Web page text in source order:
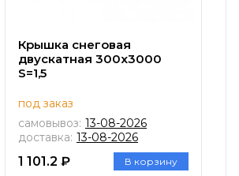
Крышка снеговая
двускатная 300х3000
S=1,5
под заказ
самовывоз: 13-08-2026
доставка: 13-08-2026
1 101.2 ₽ В корзину